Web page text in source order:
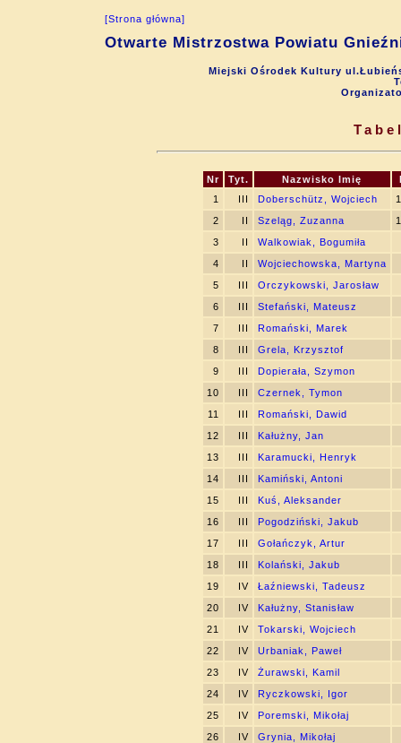
[Strona główna]
Otwarte Mistrzostwa Powiatu
Miejski Ośrodek Kultury
Nr Tyt. Nazwisko Imię
1
III Doberschütz, Wojciech
2
II Szeląg, Zuzanna
3
II
Walkowiak, Bogumiła
4
II
Wojciechowska, Martyna
5
III
Orczykowski, Jarosław
6
III
Stefański, Mateusz
7
III
Romański, Marek
8
III
Grela, Krzysztof
9
III
Dopierała, Szymon
10
III
Czernek, Tymon
11
III
Romański, Dawid
12
III
Kałużny, Jan
13
III
Karamucki, Henryk
14
III
Kamiński, Antoni
15
III
Kuś, Aleksander
16
III
Pogodziński, Jakub
17
III
Gołańczyk, Artur
18
III
Kolański, Jakub
19
IV
Łaźniewski, Tadeusz
20
IV
Kałużny, Stanisław
21
IV
Tokarski, Wojciech
22
IV
Urbaniak, Paweł
23
IV
Żurawski, Kamil
24
IV
Ryczkowski, Igor
25
IV
Poremski, Mikołaj
26
IV
Grynia, Mikołaj